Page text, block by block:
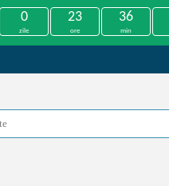
0
zile
23
ore
36
min